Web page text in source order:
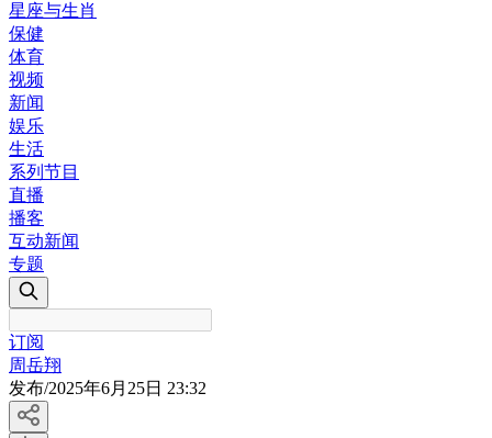
星座与生肖
保健
体育
视频
新闻
娱乐
生活
系列节目
直播
播客
互动新闻
专题
订阅
周岳翔
发布/2025年6月25日 23:32